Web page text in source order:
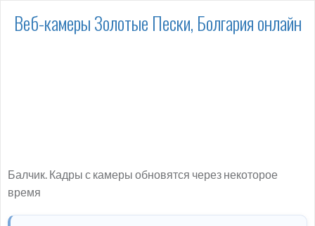
Веб-камеры Золотые Пески, Болгария онлайн
Балчик. Кадры с камеры обновятся через некоторое
время